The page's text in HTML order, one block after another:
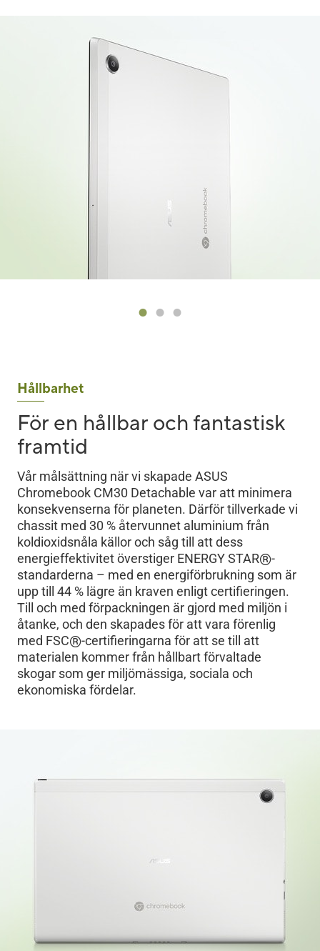
Hållbarhet
För en hållbar och fantastisk
framtid
Vår målsättning när vi skapade ASUS
Chromebook CM30 Detachable var att minimera
konsekvenserna för planeten. Därför tillverkade vi
chassit med 30 % återvunnet aluminium från
koldioxidsnåla källor och såg till att dess
energieffektivitet överstiger ENERGY STAR®-
standarderna – med en energiförbrukning som är
upp till 44 % lägre än kraven enligt certifieringen.
Till och med förpackningen är gjord med miljön i
åtanke, och den skapades för att vara förenlig
med FSC®-certifieringarna för att se till att
materialen kommer från hållbart förvaltade
skogar som ger miljömässiga, sociala och
ekonomiska fördelar.